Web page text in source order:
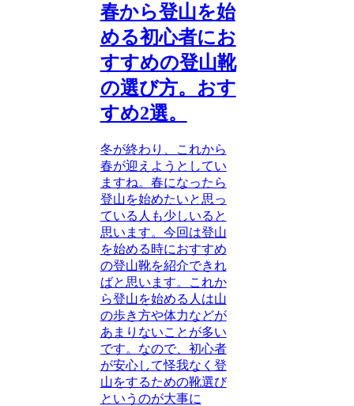
春から登山を始
める初心者にお
すすめの登山靴
の選び方。おす
すめ2選。
冬が終わり、これから
春が迎えようとしてい
ますね。春になったら
登山を始めたいと思っ
ている人も少しいると
思います。今回は登山
を始める時におすすめ
の登山靴を紹介できれ
ばと思います。これか
ら登山を始める人は山
の歩き方や体力などが
あまりないことが多い
です。なので、初心者
が安心して怪我なく登
山をするための靴選び
というのが大事に